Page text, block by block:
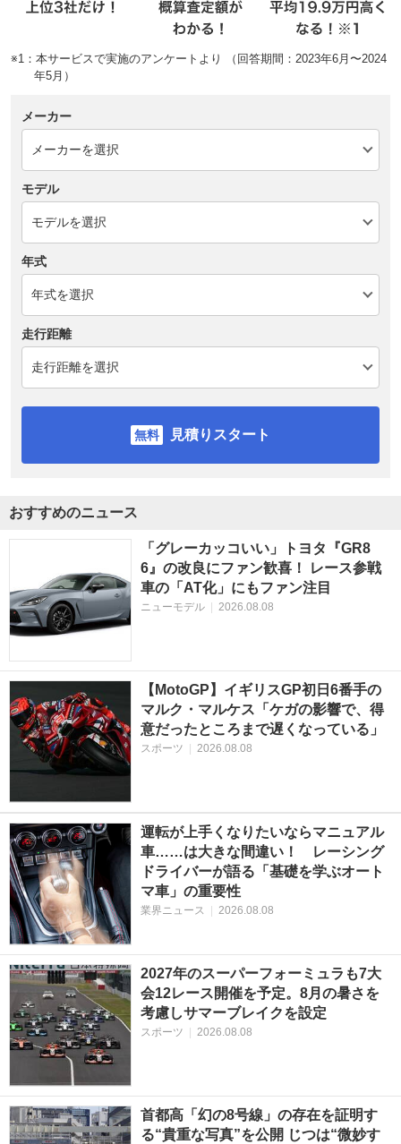
※1：本サービスで実施のアンケートより （回答期間：2023年6月〜2024
年5月）
メーカー
モデル
年式
走行距離
見積りスタート
おすすめのニュース
「グレーカッコいい」トヨタ『GR8
6』の改良にファン歓喜！ レース参戦
車の「AT化」にもファン注目
ニューモデル 2026.08.08
【MotoGP】イギリスGP初日6番手の
マルク・マルケス「ケガの影響で、得
意だったところまで遅くなっている」
スポーツ 2026.08.08
運転が上手くなりたいならマニュアル
車……は大きな間違い！ レーシング
ドライバーが語る「基礎を学ぶオート
マ車」の重要性
業界ニュース 2026.08.08
2027年のスーパーフォーミュラも7大
会12レース開催を予定。8月の暑さを
考慮しサマーブレイクを設定
スポーツ 2026.08.08
首都高「幻の8号線」の存在を証明す
る“貴重な写真”を公開 じつは“微妙す